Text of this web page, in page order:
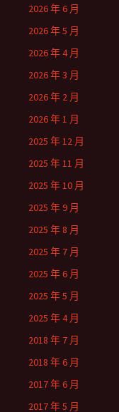
2026 年 6 月
2026 年 5 月
2026 年 4 月
2026 年 3 月
2026 年 2 月
2026 年 1 月
2025 年 12 月
2025 年 11 月
2025 年 10 月
2025 年 9 月
2025 年 8 月
2025 年 7 月
2025 年 6 月
2025 年 5 月
2025 年 4 月
2018 年 7 月
2018 年 6 月
2017 年 6 月
2017 年 5 月